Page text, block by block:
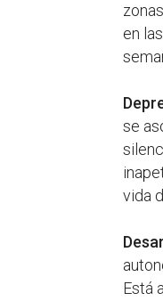
en
se
vida
Está